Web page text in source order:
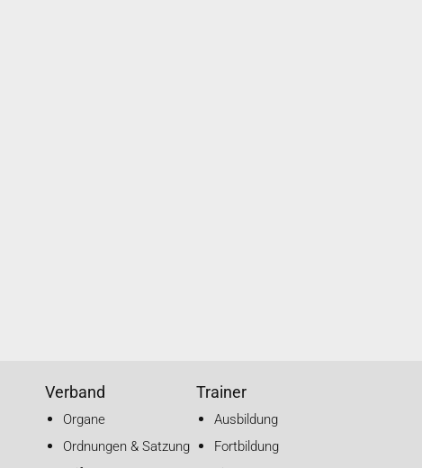
Verband
Organe
Ordnungen & Satzung
Trainer
Ausbildung
Fortbildung